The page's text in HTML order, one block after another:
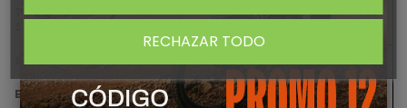
TIJA DE
Megamo Carbon Ø 27.2 mm / S, M size 350 mm /
Selle Royal SRX Open
BATERÍA Avinox 600 Wh
RECHAZAR TODO